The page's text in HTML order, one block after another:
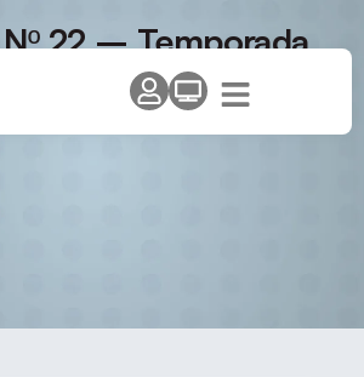
22 – Temporada
Modificaciones al
Nacional